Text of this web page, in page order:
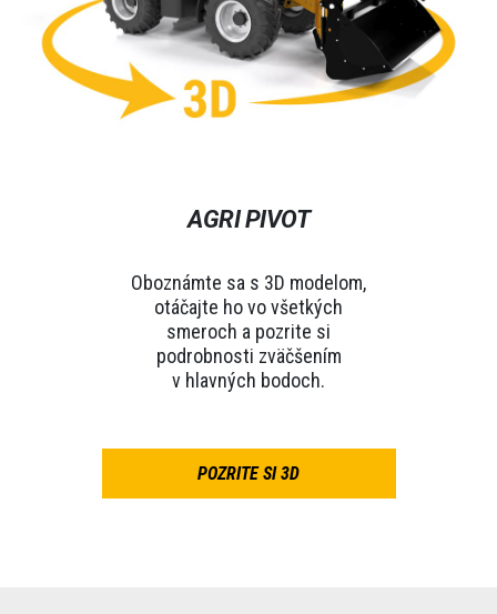
AGRI PIVOT
Oboznámte sa s 3D modelom,
otáčajte ho vo všetkých
smeroch a pozrite si
podrobnosti zväčšením
v hlavných bodoch.
POZRITE SI 3D